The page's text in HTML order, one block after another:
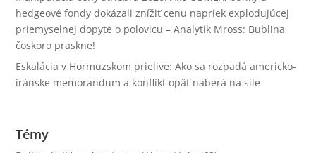
hedgeové fondy dokázali znížiť cenu napriek explodujúcej
priemyselnej dopyte o polovicu – Analytik Mross: Bublina
čoskoro praskne!
Eskalácia v Hormuzskom prielive: Ako sa rozpadá americko-
iránske memorandum a konflikt opäť naberá na sile
Témy